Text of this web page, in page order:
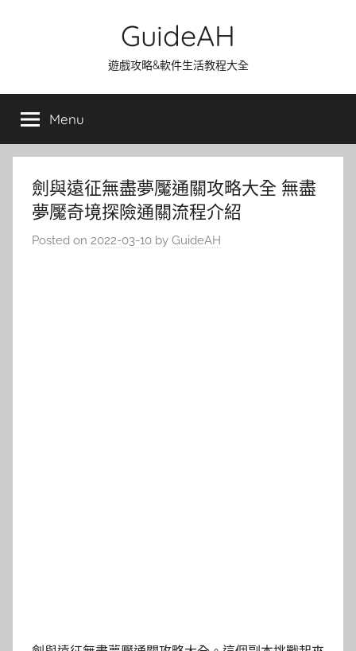
GuideAH
遊戲攻略&軟件生活教程大全
Menu
劍與遠征無盡夢魘通關攻略大全 無盡
夢魘奇境探險通關流程介紹
Posted on 2022-03-10 by GuideAH